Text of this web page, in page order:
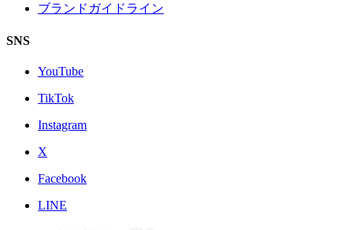
ブランドガイドライン
SNS
YouTube
TikTok
Instagram
X
Facebook
LINE